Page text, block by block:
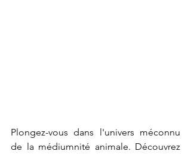
Plongez-vous dans l'univers méconnu
de la médiumnité animale. Découvrez